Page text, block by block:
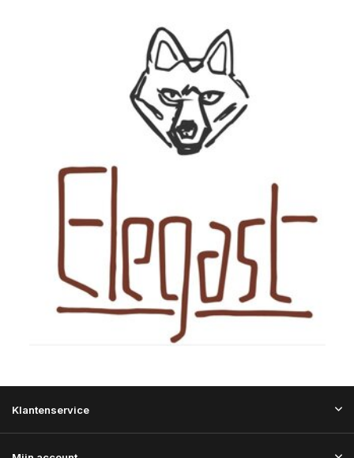
Klantenservice